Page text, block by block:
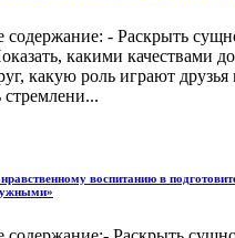
- Раскрыть
какими качествами
какую роль играют
воспитанию в